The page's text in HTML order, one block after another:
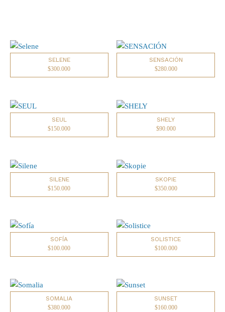
SELENE
$300.000
SENSACIÓN
$280.000
SEUL
$150.000
SHELY
$90.000
SILENE
$150.000
SKOPIE
$350.000
SOFÍA
$100.000
SOLISTICE
$100.000
SOMALIA
$380.000
SUNSET
$160.000